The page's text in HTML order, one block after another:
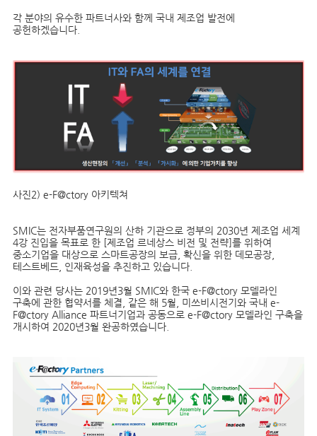
각 분야의 유수한 파트너사와 함께 국내 제조업 발전에
공헌하겠습니다.
사진2) e-F@ctory 아키텍쳐
SMIC는 전자부품연구원의 산하 기관으로 정부의 2030년 제조업 세계
4강 진입을 목표로 한 [제조업 르네상스 비전 및 전략]를 위하여
중소기업을 대상으로 스마트공장의 보급, 확신을 위한 데모공장,
테스트베드, 인재육성을 추진하고 있습니다.
이와 관련 당사는 2019년3월 SMIC와 한국 e-F@ctory 모델라인
구축에 관한 협약서를 체결, 같은 해 5월, 미쓰비시전기와 국내 e-
F@ctory Alliance 파트너기업과 공동으로 e-F@ctory 모델라인 구축을
개시하여 2020년3월 완공하였습니다.